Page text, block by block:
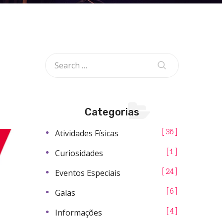
Categorias
Atividades Físicas 36
Curiosidades 1
Eventos Especiais 24
Galas 6
Informações 4